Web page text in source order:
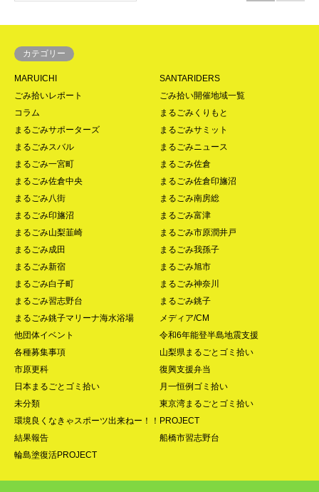
カテゴリー
MARUICHI
SANTARIDERS
ごみ拾いレポート
ごみ拾い開催地域一覧
コラム
まるごみくりもと
まるごみサポーターズ
まるごみサミット
まるごみスバル
まるごみニュース
まるごみ一宮町
まるごみ佐倉
まるごみ佐倉中央
まるごみ佐倉印旛沼
まるごみ八街
まるごみ南房総
まるごみ印旛沼
まるごみ富津
まるごみ山梨韮崎
まるごみ市原潤井戸
まるごみ成田
まるごみ我孫子
まるごみ新宿
まるごみ旭市
まるごみ白子町
まるごみ神奈川
まるごみ習志野台
まるごみ銚子
まるごみ銚子マリーナ海水浴場
メディア/CM
他団体イベント
令和6年能登半島地震支援
各種募集事項
山梨県まるごとゴミ拾い
市原更科
復興支援弁当
日本まるごとゴミ拾い
月一恒例ゴミ拾い
未分類
東京湾まるごとゴミ拾い
環境良くなきゃスポーツ出来ねー！！PROJECT
結果報告
船橋市習志野台
輪島塗復活PROJECT